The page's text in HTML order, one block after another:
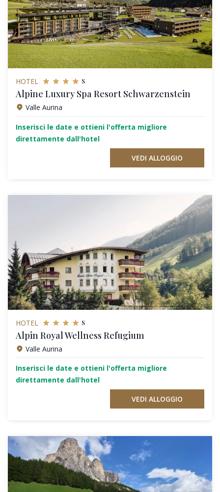
HOTEL s
Alpine Luxury Spa Resort Schwarzenstein
Valle Aurina
Inserisci le date e ottieni l'offerta migliore
direttamente dall'hotel
VEDI ALLOGGIO
HOTEL s
Alpin Royal Wellness Refugium
Valle Aurina
Inserisci le date e ottieni l'offerta migliore
direttamente dall'hotel
VEDI ALLOGGIO